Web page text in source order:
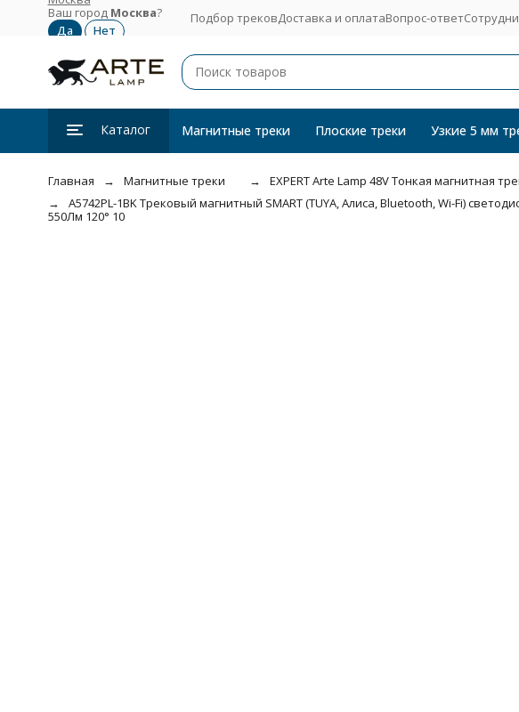
Ваш город Москва? Подбор трековДоставка и оплатаВопрос-ответ
Каталог Магнитные треки Плоские треки Узкие 5 мм
Главная Магнитные треки
EXPERT Arte Lamp 48V Тонкая магнитная
A5742PL-1BK Трековый магнитный SMART (TUYA, Алиса, Bluetooth, Wi-Fi)
550Лм 120° 10